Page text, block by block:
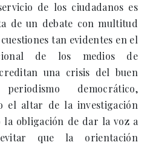
de los ciudadanos es
de un debate con multitud
tan evidentes en el
de los medios de
una crisis del buen
democrático,
el altar de la investigación
la obligación de dar la voz a
que la orientación